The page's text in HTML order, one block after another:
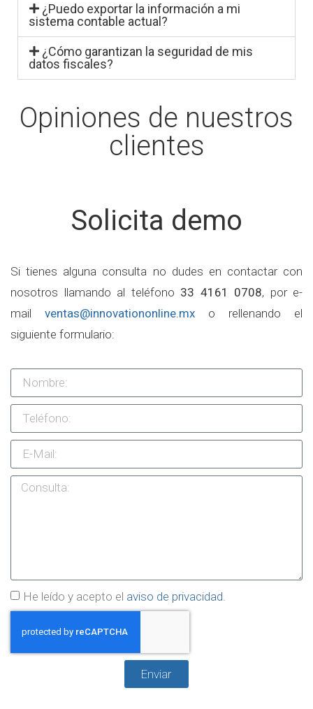
¿Puedo exportar la información a mi
sistema contable actual?
¿Cómo garantizan la seguridad de mis
datos fiscales?
Opiniones de nuestros
clientes
Solicita demo
Si tienes alguna consulta no dudes en contactar con
nosotros llamando al teléfono 33 4161 0708, por e-
mail ventas@innovationonline.mx o rellenando el
siguiente formulario:
He leído y acepto el aviso de privacidad.
Enviar